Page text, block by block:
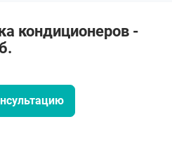
кондиционеров -